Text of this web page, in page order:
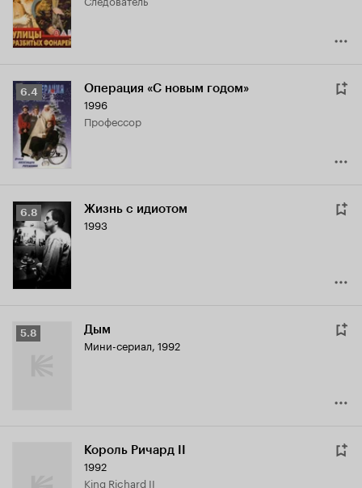
6.7
Рейтинг
Кинопоиска
6.4
6.4 Операция «С новым годом»
1996
профессор
Рейтинг
Кинопоиска
6.8
6.8 Жизнь с идиотом
1993
Рейтинг
5.8 Дым
Мини-сериал, 1992
Король Ричард II
1992
King Richard II